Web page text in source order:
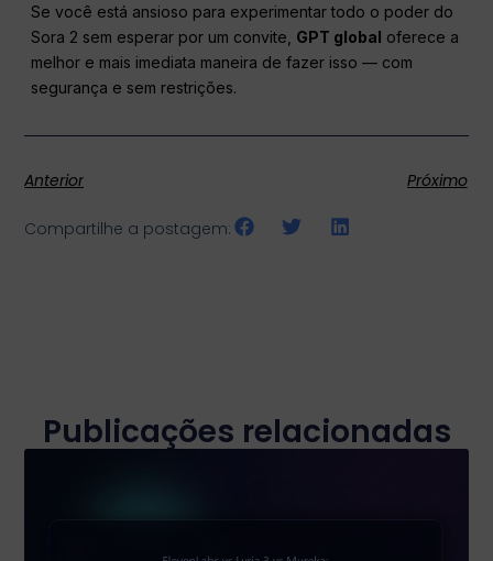
Se você está ansioso para experimentar todo o poder do
Sora 2 sem esperar por um convite, GPT global oferece a
melhor e mais imediata maneira de fazer isso — com
segurança e sem restrições.
Anterior Próximo
Compartilhe a postagem:
Publicações relacionadas